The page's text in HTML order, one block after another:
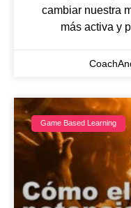
cambiar nuestra
más activa y
Game Based Learning